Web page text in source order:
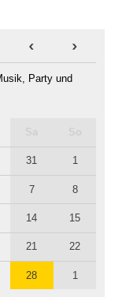
< >
Party und
31 1
7 8
14 15
21 22
28 1